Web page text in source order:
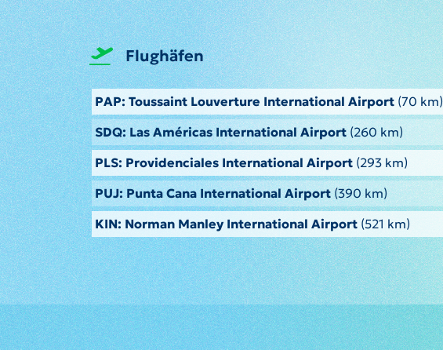
Flughäfen
PAP: Toussaint Louverture International Airport (70 km)
SDQ: Las Américas International Airport(260 km)
PLS: Providenciales International Airport (293 km)
PUJ: Punta Cana International Airport(390 km)
KIN: Norman Manley International Airport (521 km)